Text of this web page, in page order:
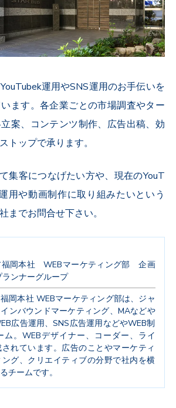
運用やSNS運用のお手伝いを
ます。各企業ごとの市場調査やター
案、コンテンツ制作、広告出稿、効
トップで承ります。
集客につなげたい方や、現在のYouT
用や動画制作に取り組みたいという
までお問合せ下さい。
福岡本社 WEBマーケティング部 企画
ンナーグループ
岡本社 WEBマーケティング部は、ジャ
ンバウンドマーケティング、MAなどや
広告運用、SNS広告運用などやWEB制
ム。WEBデザイナー、コーダー、ライ
れています。広告のことやマーケティ
グ、クリエイティブの分野で社内を横
チームです。